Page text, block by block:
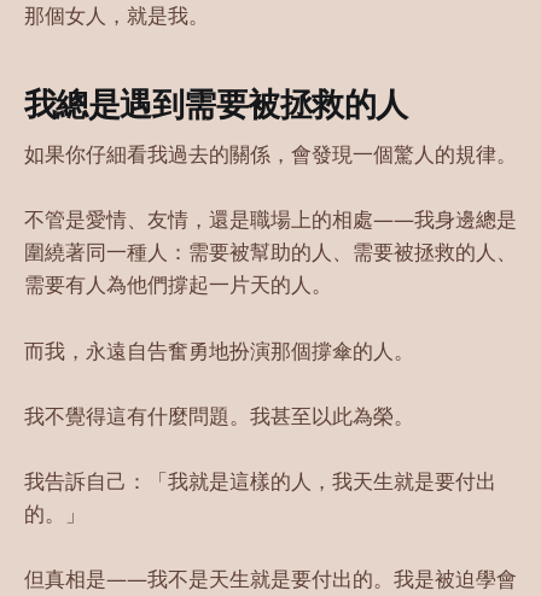
那個女人，就是我。
我總是遇到需要被拯救的人
如果你仔細看我過去的關係，會發現一個驚人的規律。
不管是愛情、友情，還是職場上的相處——我身邊總是
圍繞著同一種人：需要被幫助的人、需要被拯救的人、
需要有人為他們撐起一片天的人。
而我，永遠自告奮勇地扮演那個撐傘的人。
我不覺得這有什麼問題。我甚至以此為榮。
我告訴自己：「我就是這樣的人，我天生就是要付出
的。」
但真相是——我不是天生就是要付出的。我是被迫學會